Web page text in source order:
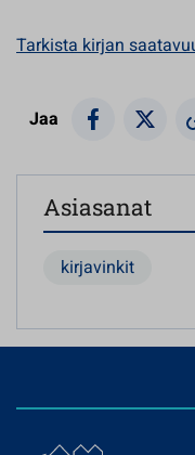
Tarkista kirjan
Jaa
Asiasanat
kirjavinkit